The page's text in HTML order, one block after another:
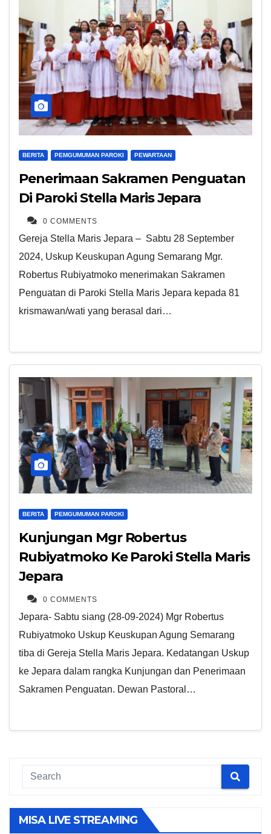
BERITA PEMGUMUMAN PAROKI PEWARTAAN
Penerimaan Sakramen Penguatan
Di Paroki Stella Maris Jepara
0 COMMENTS
Gereja Stella Maris Jepara – Sabtu 28 September
2024, Uskup Keuskupan Agung Semarang Mgr.
Robertus Rubiyatmoko menerimakan Sakramen
Penguatan di Paroki Stella Maris Jepara kepada 81
krismawan/wati yang berasal dari…
BERITA PEMGUMUMAN PAROKI
Kunjungan Mgr Robertus
Rubiyatmoko Ke Paroki Stella Maris
Jepara
0 COMMENTS
Jepara- Sabtu siang (28-09-2024) Mgr Robertus
Rubiyatmoko Uskup Keuskupan Agung Semarang
tiba di Gereja Stella Maris Jepara. Kedatangan Uskup
ke Jepara dalam rangka Kunjungan dan Penerimaan
Sakramen Penguatan. Dewan Pastoral…
MISA LIVE STREAMING